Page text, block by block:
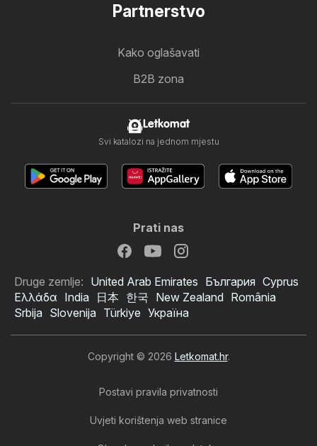
Partnerstvo
Kako oglašavati
B2B zona
Letkomat
Svi katalozi na jednom mjestu
Prati nas
Druge zemlje: United Arab Emirates България Cyprus
Ελλάδα India 日本 한국 New Zealand România
Srbija Slovenija Türkiye Україна
Copyright © 2026 Letkomat.hr.
Postavi pravila privatnosti
Uvjeti korištenja web stranice